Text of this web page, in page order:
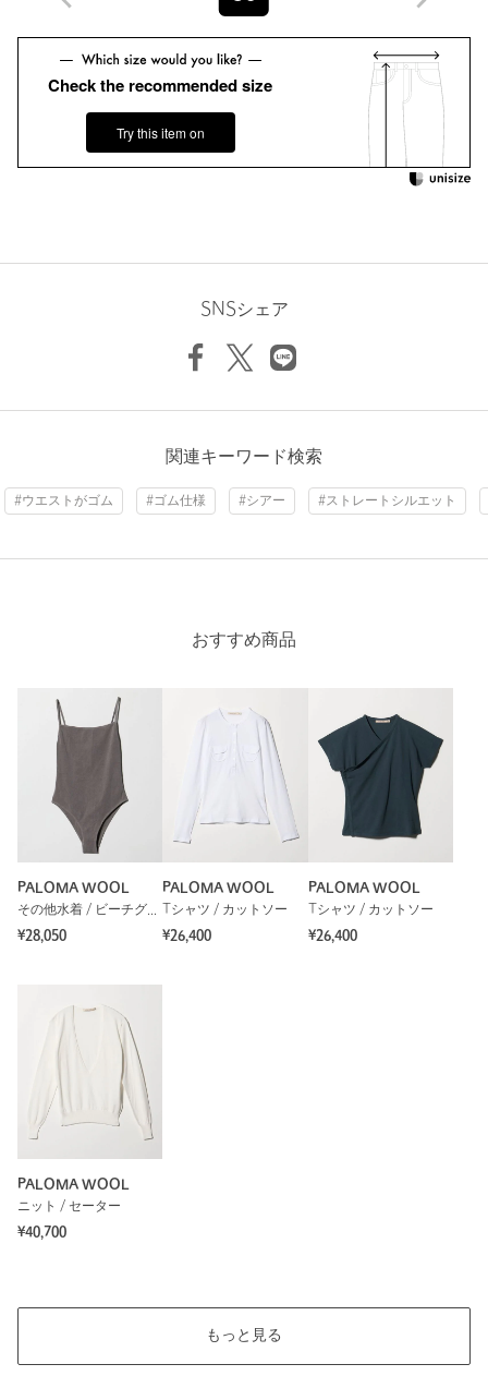
Check the recommended size
Try this item on
SNSシェア
関連キーワード検索
#ウエストがゴム #ゴム仕様 #シアー #ストレートシルエット
おすすめ商品
PALOMA WOOL
その他水着 / ビーチグッズ
¥28,050
PALOMA WOOL
Tシャツ / カットソー
¥26,400
PALOMA WOOL
Tシャツ / カットソー
¥26,400
PALOMA WOOL
ニット / セーター
¥40,700
もっと見る